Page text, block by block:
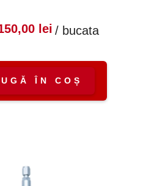
Prețul inițial a fost:
lei
Prețul curent
/ bucata
ÎN COȘ